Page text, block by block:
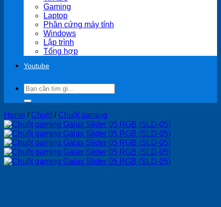
Gaming
Laptop
Phần cứng máy tính
Windows
Lập trình
Tổng hợp
Youtube
Search
for:
Home / Chuột / Chuột gaming